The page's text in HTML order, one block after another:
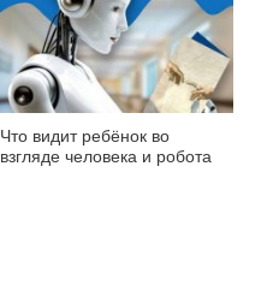
Что видит ребёнок во
взгляде человека и робота